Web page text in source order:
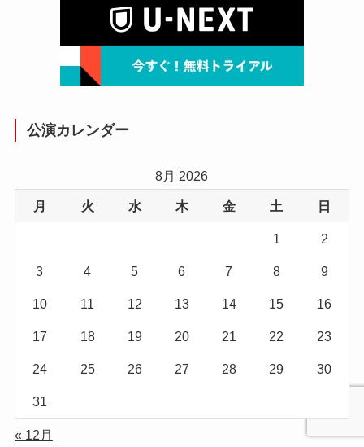
公演カレンダー
8月 2026
月 火 水 木 金 土 日
1 2
3 4 5 6 7 8 9
10 11 12 13 14 15 16
17 18 19 20 21 22 23
24 25 26 27 28 29 30
31
« 12月